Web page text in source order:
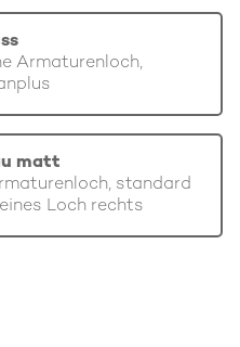
Armaturenloch,
matt
standard
Loch rechts